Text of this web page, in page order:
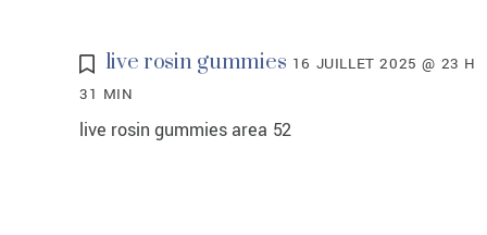
live rosin gummies 16 JUILLET 2025 @ 23 H
31 MIN
live rosin gummies area 52